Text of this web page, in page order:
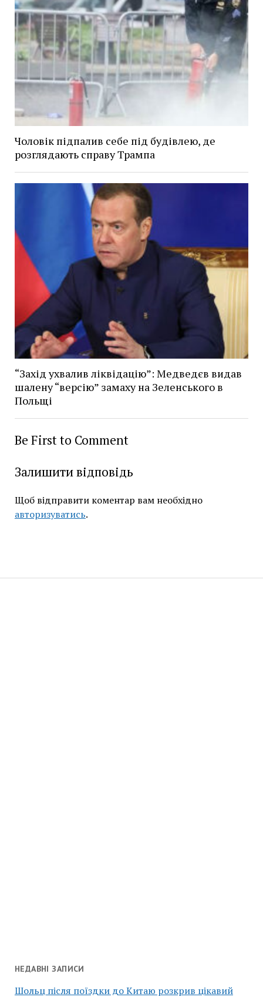
НЕДАВНІ ЗАПИСИ
Шольц після поїздки до Китаю розкрив цікавий
Чоловік підпалив себе під будівлею, де
розглядають справу Трампа
“Захід ухвалив ліквідацію”: Медведєв видав
шалену “версію” замаху на Зеленського в
Польщі
Be First to Comment
Залишити відповідь
Щоб відправити коментар вам необхідно
авторизуватись.